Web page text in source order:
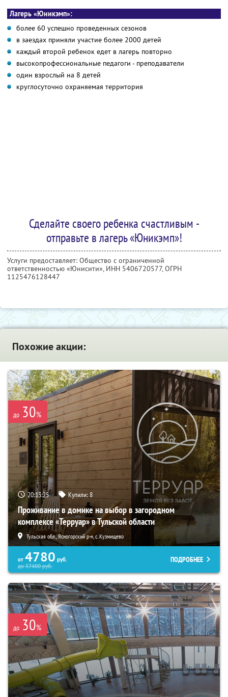
Лагерь «Юникэмп»:
более 60 успешно проведенных сезонов
в заездах приняли участие более 2000 детей
каждый второй ребенок едет в лагерь повторно
высокопрофессиональные педагоги - преподаватели
один взрослый на 8 детей
круглосуточно охраняемая территория
Сделайте своего ребенка счастливым -
отправьте в лагерь «Юникэмп»!
Услуги предоставляет: Общество с ограниченной
ответственностью «Юнисити», ИНН 5406720577, ОГРН
1125476128447
Похожие акции:
до 30%
20:13:24 Купили:8
Проживание в домике на выбор в загородном
комплексе «Терруар» в Тульской области
Тульская обл., Ясногорский р-н, с. Кузмищево
от 4780 руб.
до57400руб.
ПОДРОБНЕЕ
до 30%